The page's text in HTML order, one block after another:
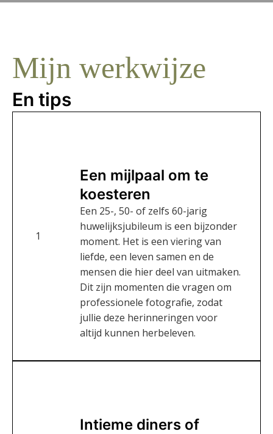
Mijn werkwijze
En tips
Een mijlpaal om te
koesteren
Een 25-, 50- of zelfs 60-jarig
huwelijksjubileum is een bijzonder
moment. Het is een viering van
liefde, een leven samen en de
mensen die hier deel van uitmaken.
Dit zijn momenten die vragen om
professionele fotografie, zodat
jullie deze herinneringen voor
altijd kunnen herbeleven.
1
Intieme diners of